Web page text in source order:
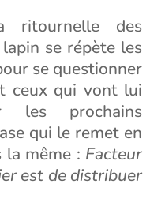
ritournelle des
se répète les
se questionner
ceux qui vont lui
les prochains
qui le remet en
même : Facteur
est de distribuer